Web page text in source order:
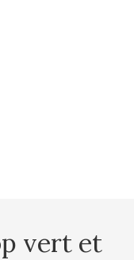
vert et